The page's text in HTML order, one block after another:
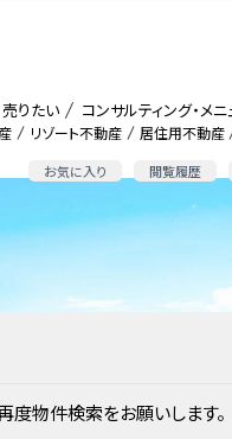
リゾート不動産 居住用不動産
お気に入り 閲覧履歴
売りたい コンサルティング・メ
度物件検索をお願いします。